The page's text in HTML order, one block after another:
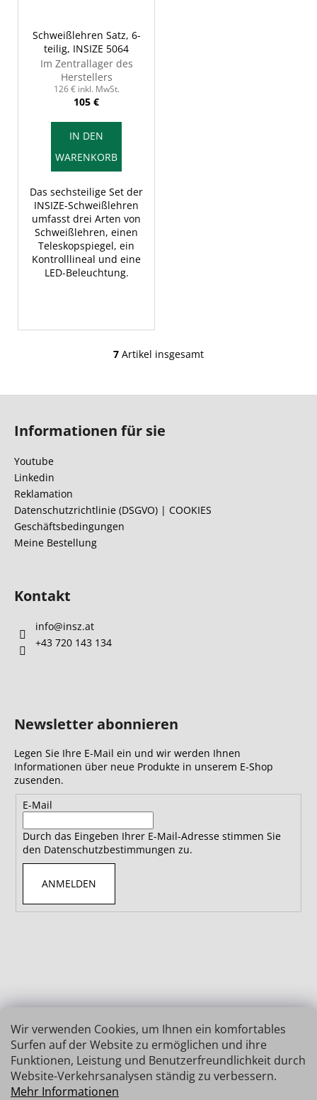
Wir verwenden Cookies, um Ihnen ein komfortables
Surfen auf der Website zu ermöglichen und ihre
Funktionen, Leistung und Benutzerfreundlichkeit durch
Website-Verkehrsanalysen ständig zu verbessern.
Mehr Informationen
Schweißlehren Satz, 6-
teilig, INSIZE 5064
Im Zentrallager des
Herstellers
126 € inkl. MwSt.
105 €
IN DEN
WARENKORB
Das sechsteilige Set der
INSIZE-Schweißlehren
umfasst drei Arten von
Schweißlehren, einen
Teleskopspiegel, ein
Kontrolllineal und eine
LED-Beleuchtung.
S
e
r
e
7 Artikel insgesamt
Informationen für sie
Youtube
Linkedin
Reklamation
Datenschutzrichtlinie (DSGVO) | COOKIES
Geschäftsbedingungen
Meine Bestellung
Kontakt
info@insz.at
+43 720 143 134
Newsletter abonnieren
Legen Sie Ihre E-Mail ein und wir werden Ihnen
Informationen über neue Produkte in unserem E-Shop
zusenden.
E-Mail
Durch das Eingeben Ihrer E-Mail-Adresse stimmen Sie
den Datenschutzbestimmungen zu.
ANMELDEN